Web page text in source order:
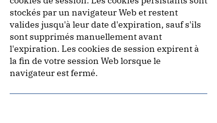
stockés par un navigateur Web et restent
valides jusqu'à leur date d'expiration, sauf s'ils
sont supprimés manuellement avant
l'expiration. Les cookies de session expirent à
la fin de votre session Web lorsque le
navigateur est fermé.